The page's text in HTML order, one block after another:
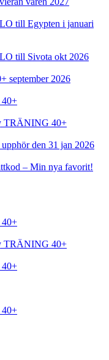
till Egypten i januari
till Sivota okt 2026
september 2026
TRÄNING 40+
den 31 jan 2026
– Min nya favorit!
TRÄNING 40+